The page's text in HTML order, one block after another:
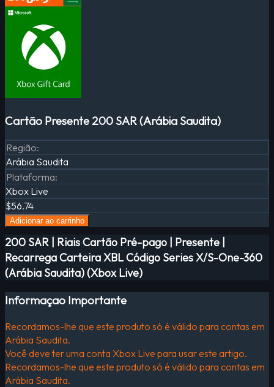
Cartão Presente 200 SAR (Arábia Saudita)
Região:
Arábia Saudita
Plataforma:
Xbox Live
$56.74
Adicionar ao carrinho
200 SAR | Riais Cartão Pré-pago | Presente |
Recarrega Carteira XBL Código Series X/S-One-360
(Arábia Saudita) (Xbox Live)
Informaçao Importante
Recordamos-lhe que este produto só é válido para contas em
Arábia Saudita.
Você deve ter uma conta Xbox Live para usar este artigo.
Recordamos-lhe que este produto só é válido para contas em
Arábia Saudita.